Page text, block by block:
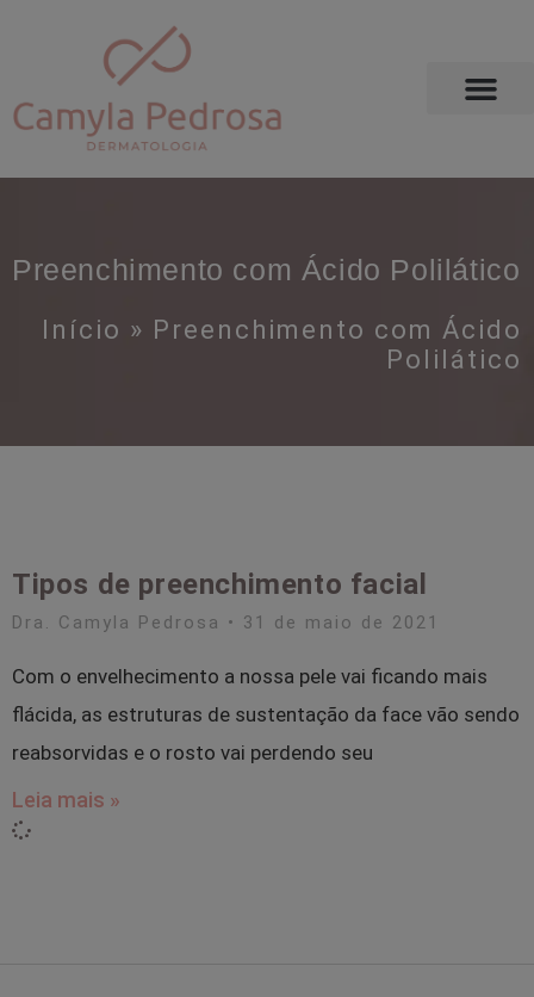
Preenchimento com Ácido Polilático
Início » Preenchimento com Ácido
Polilático
Tipos de preenchimento facial
Dra. Camyla Pedrosa 31 de maio de 2021
Com o envelhecimento a nossa pele vai ficando mais
flácida, as estruturas de sustentação da face vão sendo
reabsorvidas e o rosto vai perdendo seu
Leia mais »